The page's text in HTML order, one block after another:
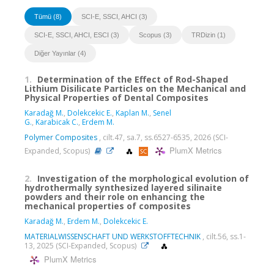
Tümü (8) SCI-E, SSCI, AHCI (3)
SCI-E, SSCI, AHCI, ESCI (3) Scopus (3) TRDizin (1)
Diğer Yayınlar (4)
1. Determination of the Effect of Rod-Shaped
Lithium Disilicate Particles on the Mechanical and
Physical Properties of Dental Composites
Karadağ M., Dolekcekic E., Kaplan M., Senel
G., Karabicak C., Erdem M.
Polymer Composites , cilt.47, sa.7, ss.6527-6535, 2026 (SCI-
Expanded, Scopus)
PlumX Metrics
2. Investigation of the morphological evolution of
hydrothermally synthesized layered silinaite
powders and their role on enhancing the
mechanical properties of composites
Karadağ M., Erdem M., Dolekcekic E.
MATERIALWISSENSCHAFT UND WERKSTOFFTECHNIK , cilt.56, ss.1-
13, 2025 (SCI-Expanded, Scopus)
PlumX Metrics